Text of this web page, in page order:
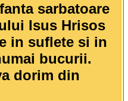
sarbatoare
Isus Hrisos
in suflete si in
bucurii.
dorim din